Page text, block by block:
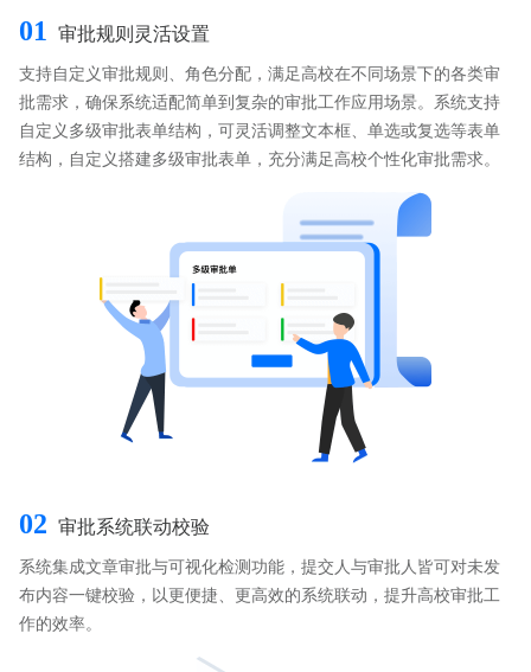
01 审批规则灵活设置
支持自定义审批规则、角色分配，满足高校在不同场景下的各类审
批需求，确保系统适配简单到复杂的审批工作应用场景。系统支持
自定义多级审批表单结构，可灵活调整文本框、单选或复选等表单
结构，自定义搭建多级审批表单，充分满足高校个性化审批需求。
02 审批系统联动校验
系统集成文章审批与可视化检测功能，提交人与审批人皆可对未发
布内容一键校验，以更便捷、更高效的系统联动，提升高校审批工
作的效率。